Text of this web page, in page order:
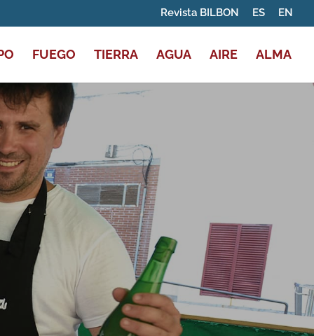
Revista BILBON ES EN
FUEGO TIERRA AGUA AIRE ALMA